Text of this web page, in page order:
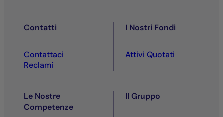
Contatti
Contattaci
Reclami
I Nostri Fondi
Attivi Quotati
Le Nostre
Competenze
Il Gruppo